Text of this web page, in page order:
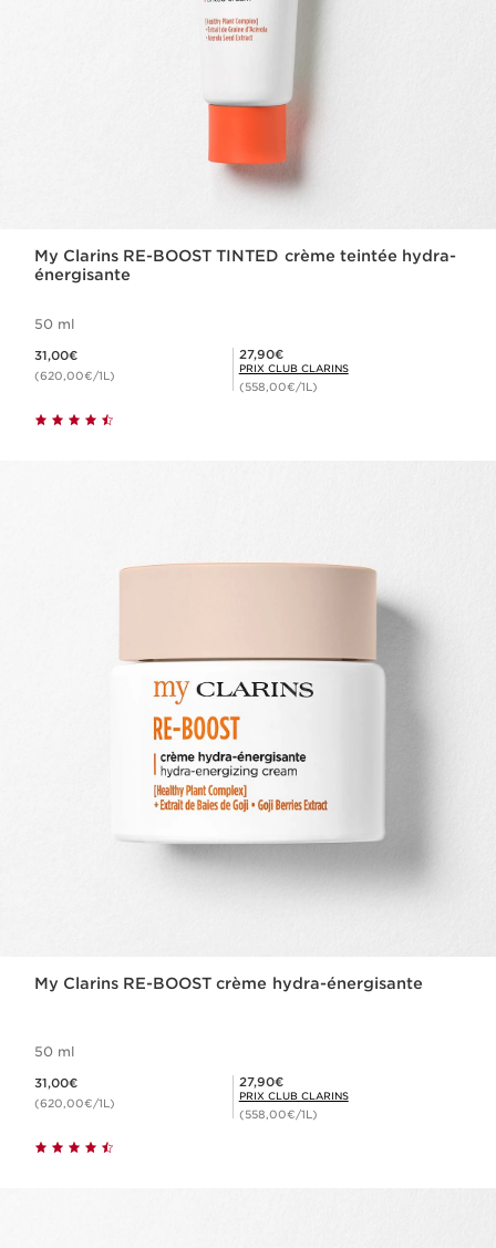
My Clarins RE-BOOST TINTED crème teintée hydra-
énergisante
50 ml
31,00€
(620,00€/1L)
Prix Club Clarins 27,90€
27,90€
PRIX CLUB CLARINS
(558,00€/1L)
My Clarins RE-BOOST crème hydra-énergisante
50 ml
31,00€
(620,00€/1L)
Prix Club Clarins 27,90€
27,90€
PRIX CLUB CLARINS
(558,00€/1L)